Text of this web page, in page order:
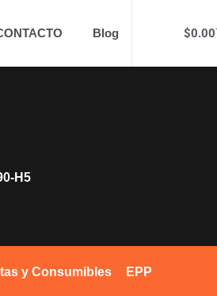
Blog $0.00
H5
y Consumibles EPP